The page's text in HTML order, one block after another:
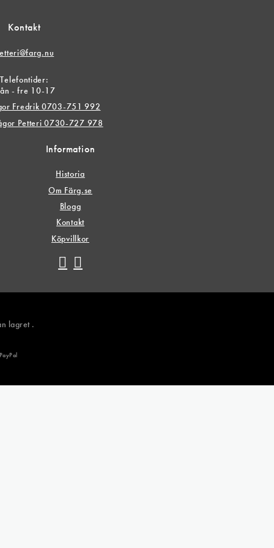
Kontakt
Telefontider:
- fre 10-17
Fredrik 0703-751 992
Petteri 0730-727 978
Information
Historia
Om Färg.se
Blogg
Kontakt
Köpvillkor
lagret .